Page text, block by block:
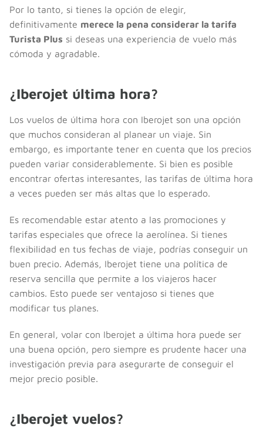
Por lo tanto, si tienes la opción de elegir,
definitivamente merece la pena considerar la tarifa
Turista Plus si deseas una experiencia de vuelo más
cómoda y agradable.
¿Iberojet última hora?
Los vuelos de última hora con Iberojet son una opción
que muchos consideran al planear un viaje. Sin
embargo, es importante tener en cuenta que los precios
pueden variar considerablemente. Si bien es posible
encontrar ofertas interesantes, las tarifas de última hora
a veces pueden ser más altas que lo esperado.
Es recomendable estar atento a las promociones y
tarifas especiales que ofrece la aerolínea. Si tienes
flexibilidad en tus fechas de viaje, podrías conseguir un
buen precio. Además, Iberojet tiene una política de
reserva sencilla que permite a los viajeros hacer
cambios. Esto puede ser ventajoso si tienes que
modificar tus planes.
En general, volar con Iberojet a última hora puede ser
una buena opción, pero siempre es prudente hacer una
investigación previa para asegurarte de conseguir el
mejor precio posible.
¿Iberojet vuelos?